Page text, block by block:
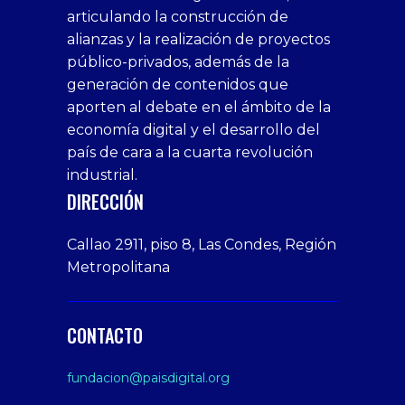
siteleri
bedava
bonus
veren
siteler
1xbet
deneme
bonusu
veren
xslot
sahabet
giriş
1xbet
giriş
tarafbet
giriş
deneme
bonusu
Deneme
bonusu
veren
siteler
homemade
porn
on
webcam
Cumshots
Tits
Free
Amateur
Porn
Xxx
Indian
Big
Butt
sex
From
deneme
bonusu
veren
siteler
articulando la construcción de
alianzas y la realización de proyectos
público-privados, además de la
generación de contenidos que
aporten al debate en el ámbito de la
economía digital y el desarrollo del
país de cara a la cuarta revolución
industrial.
DIRECCIÓN
Callao 2911, piso 8, Las Condes, Región
Metropolitana
CONTACTO
fundacion@paisdigital.org